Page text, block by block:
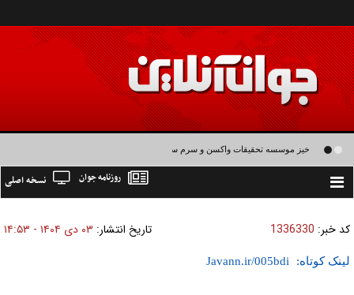
خیز موسسه تحقیقات واکسن و سرم سازی رازی برای تولید واکسن های نسل سوم و
Toggle
نسخه اصلی روزنامه جوان
کد خبر: 1336330 تاریخ انتشار: ۰۳ دی ۱۴۰۴ - ۱۴:۵۳
لینک کوتاه: